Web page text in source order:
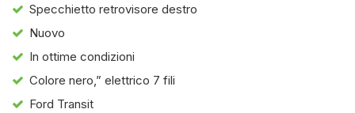
Specchietto retrovisore destro
Nuovo
In ottime condizioni
Colore nero,” elettrico 7 fili
Ford Transit